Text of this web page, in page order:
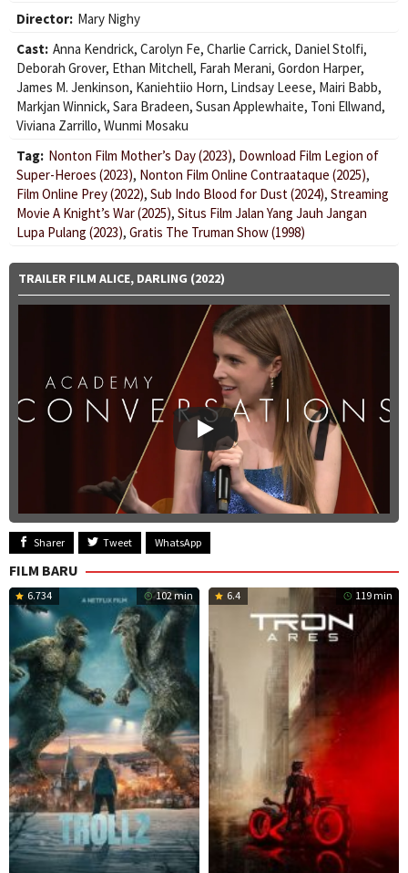
Director: Mary Nighy
Cast: Anna Kendrick, Carolyn Fe, Charlie Carrick, Daniel Stolfi,
Deborah Grover, Ethan Mitchell, Farah Merani, Gordon Harper,
James M. Jenkinson, Kaniehtiio Horn, Lindsay Leese, Mairi Babb,
Markjan Winnick, Sara Bradeen, Susan Applewhaite, Toni Ellwand,
Viviana Zarrillo, Wunmi Mosaku
Tag: Nonton Film Mother’s Day (2023), Download Film Legion of
Super-Heroes (2023), Nonton Film Online Contraataque (2025),
Film Online Prey (2022), Sub Indo Blood for Dust (2024), Streaming
Movie A Knight’s War (2025), Situs Film Jalan Yang Jauh Jangan
Lupa Pulang (2023), Gratis The Truman Show (1998)
TRAILER FILM ALICE, DARLING (2022)
Sharer Tweet WhatsApp
FILM BARU
6.734 102 min 6.4 119 min